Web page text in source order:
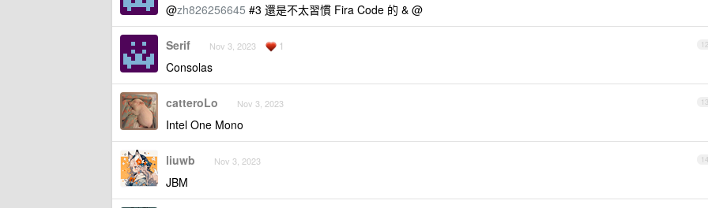
@zh826256645 #3 還是不太習慣 Fira Code 的 & @
12
Serif Nov 3, 2023 1
Consolas
13
catteroLo Nov 3, 2023
Intel One Mono
14
liuwb Nov 3, 2023
JBM